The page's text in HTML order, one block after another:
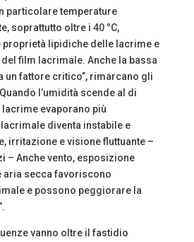
particolare temperature
soprattutto oltre i 40 °C,
proprietà lipidiche delle lacrime e
film lacrimale. Anche la bassa
un fattore critico”, rimarcano gli
l’umidità scende al di
lacrime evaporano più
diventa instabile e
irritazione e visione fluttuante –
– Anche vento, esposizione
aria secca favoriscono
e possono peggiorare la
vanno oltre il fastidio